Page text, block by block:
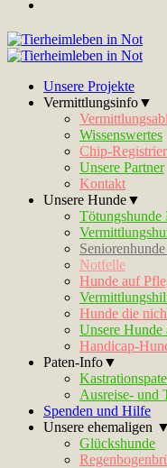
Unsere Projekte
Vermittlungsinfo▼
Wissenswertes
Chip-
Unsere Partner
Kontakt
Unsere Hunde▼
Tötungshunde
Notfelle
Hunde auf
Hunde die
Unsere Hunde
Handicap-
Paten-Info▼
Ausreise- und
Spenden und Hilfe
Unsere ehemaligen ▼
Glückshunde